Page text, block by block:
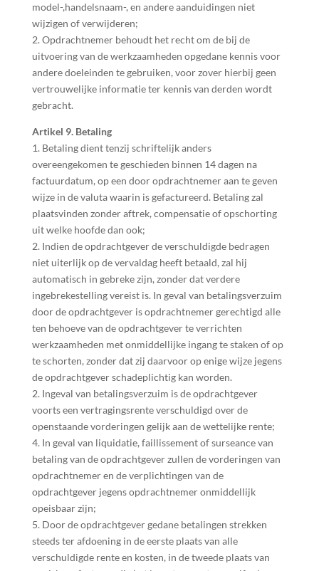
model-,handelsnaam-, en andere aanduidingen niet
wijzigen of verwijderen;
2. Opdrachtnemer behoudt het recht om de bij de
uitvoering van de werkzaamheden opgedane kennis voor
andere doeleinden te gebruiken, voor zover hierbij geen
vertrouwelijke informatie ter kennis van derden wordt
gebracht.
Artikel 9. Betaling
1. Betaling dient tenzij schriftelijk anders
overeengekomen te geschieden binnen 14 dagen na
factuurdatum, op een door opdrachtnemer aan te geven
wijze in de valuta waarin is gefactureerd. Betaling zal
plaatsvinden zonder aftrek, compensatie of opschorting
uit welke hoofde dan ook;
2. Indien de opdrachtgever de verschuldigde bedragen
niet uiterlijk op de vervaldag heeft betaald, zal hij
automatisch in gebreke zijn, zonder dat verdere
ingebrekestelling vereist is. In geval van betalingsverzuim
door de opdrachtgever is opdrachtnemer gerechtigd alle
ten behoeve van de opdrachtgever te verrichten
werkzaamheden met onmiddellijke ingang te staken of op
te schorten, zonder dat zij daarvoor op enige wijze jegens
de opdrachtgever schadeplichtig kan worden.
2. Ingeval van betalingsverzuim is de opdrachtgever
voorts een vertragingsrente verschuldigd over de
openstaande vorderingen gelijk aan de wettelijke rente;
4. In geval van liquidatie, faillissement of surseance van
betaling van de opdrachtgever zullen de vorderingen van
opdrachtnemer en de verplichtingen van de
opdrachtgever jegens opdrachtnemer onmiddellijk
opeisbaar zijn;
5. Door de opdrachtgever gedane betalingen strekken
steeds ter afdoening in de eerste plaats van alle
verschuldigde rente en kosten, in de tweede plaats van